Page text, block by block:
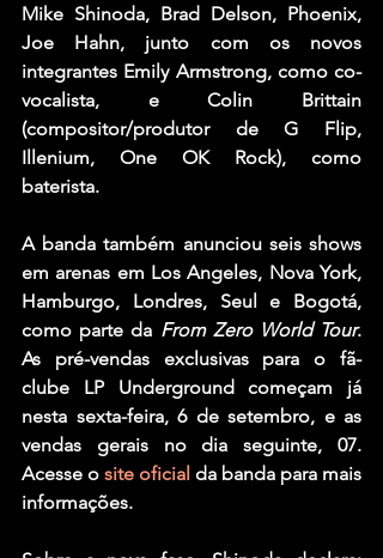
Mike Shinoda, Brad Delson, Phoenix,
Joe Hahn, junto com os novos
integrantes Emily Armstrong, como co-
vocalista, e
(compositor/produtor de G Flip,
Illenium, One OK Rock), como
baterista.
A banda também anunciou seis shows
em arenas em Los Angeles, Nova York,
Hamburgo, Londres, Seul e Bogotá,
como parte da From Zero World Tour.
As pré-vendas exclusivas para o fã-
clube LP Underground começam já
nesta sexta-feira, 6 de setembro, e as
vendas gerais no dia seguinte, 07.
Acesse o site oficial da banda para mais
informações.